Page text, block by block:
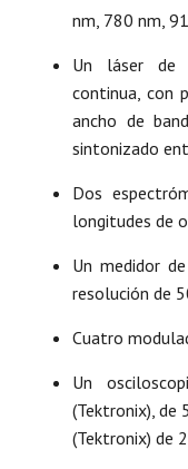
nm, 780 nm,
Un láser de
continua, con
ancho de
sintonizado
Dos
longitudes de
Un medidor
resolución de
Cuatro
Un
(Tektronix), de
(Tektronix) de